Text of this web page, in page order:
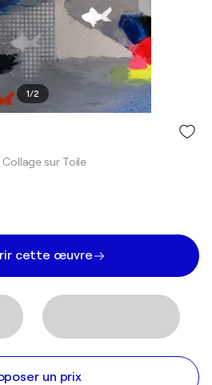
1/2
sur Toile
cette œuvre
un prix